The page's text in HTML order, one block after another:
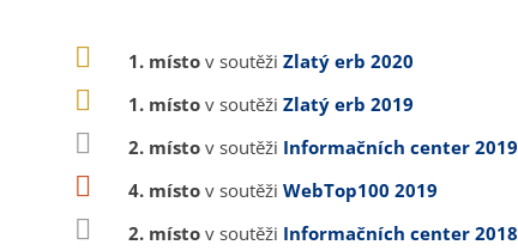
1. místo v soutěži Zlatý erb 2020
1. místo v soutěži Zlatý erb 2019
2. místo v soutěži Informačních center 2019
4. místo v soutěži WebTop100 2019
2. místo v soutěži Informačních center 2018